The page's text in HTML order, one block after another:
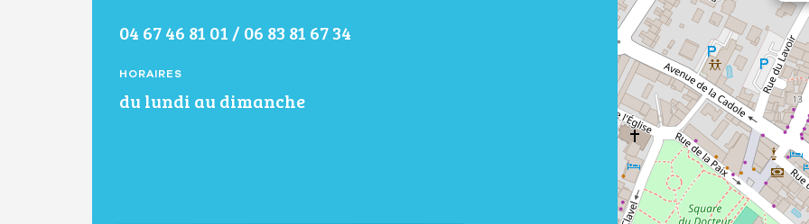
04 67 46 81 01 / 06 83 81 67 34
HORAIRES
du lundi au dimanche